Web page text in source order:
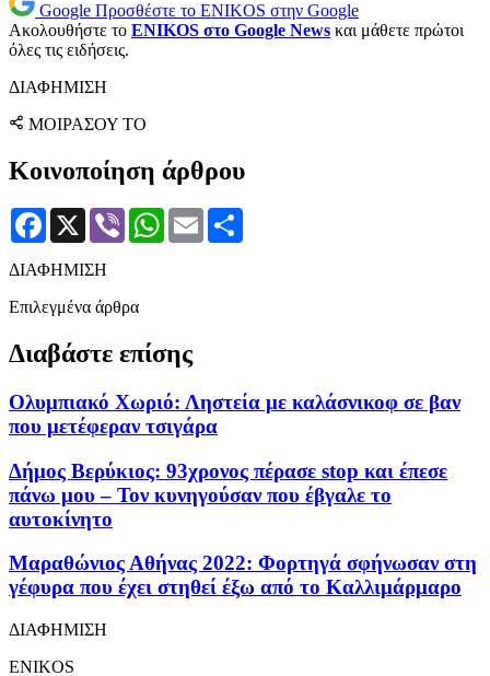
Google Προσθέστε το ENIKOS στην Google
Ακολουθήστε το ENIKOS στο Google News και μάθετε πρώτοι
όλες τις ειδήσεις.
ΔΙΑΦΗΜΙΣΗ
ΜΟΙΡΑΣΟΥ ΤΟ
Κοινοποίηση άρθρου
Facebook
X Viber WhatsApp
Email
ΔΙΑΦΗΜΙΣΗ
Επιλεγμένα άρθρα
Διαβάστε επίσης
Ολυμπιακό Χωριό: Ληστεία με καλάσνικοφ σε βαν
που μετέφεραν τσιγάρα
Δήμος Βερύκιος: 93χρονος πέρασε stop και έπεσε
πάνω μου – Τον κυνηγούσαν που έβγαλε το
αυτοκίνητο
Μαραθώνιος Αθήνας 2022: Φορτηγά σφήνωσαν στη
γέφυρα που έχει στηθεί έξω από το Καλλιμάρμαρο
ΔΙΑΦΗΜΙΣΗ
ENIKOS